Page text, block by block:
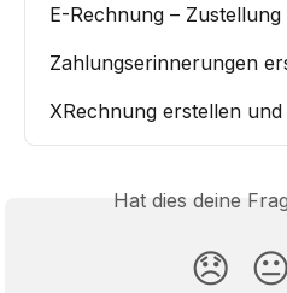
E-Rechnung –
Zahlungserinnerungen
XRechnung erstellen
Hat dies deine
😞 😐